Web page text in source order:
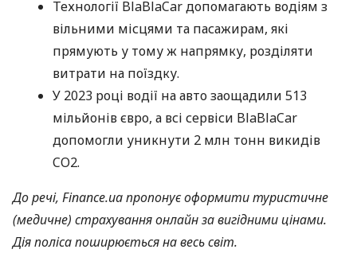
Технології BlaBlaCar допомагають водіям з
вільними місцями та пасажирам, які
прямують у тому ж напрямку, розділяти
витрати на поїздку.
У 2023 році водії на авто заощадили 513
мільйонів євро, а всі сервіси BlaBlaCar
допомогли уникнути 2 млн тонн викидів
CO2.
До речі, Finance.ua пропонує оформити туристичне
(медичне) страхування онлайн за вигідними цінами.
Дія поліса поширюється на весь світ.